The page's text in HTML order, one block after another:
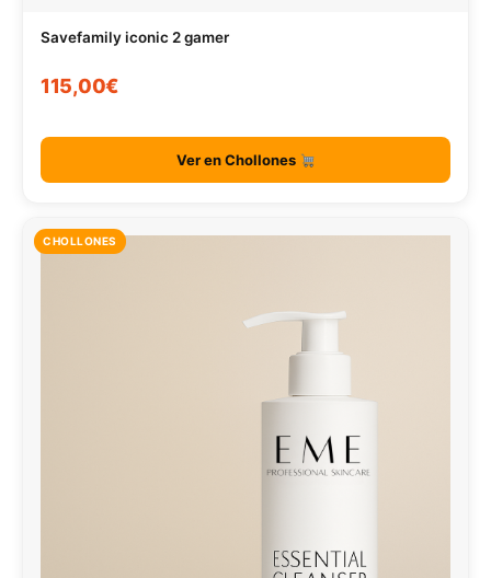
Savefamily iconic 2 gamer
115,00€
Ver en Chollones
CHOLLONES